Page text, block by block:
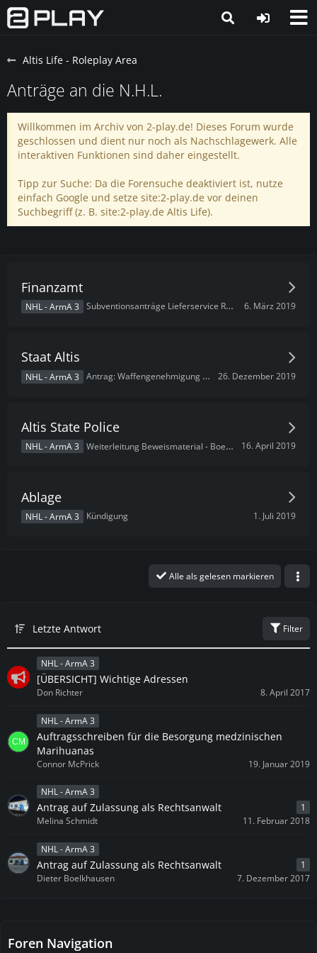
Altis Life - Roleplay Area
Anträge an die N.H.L.
Willkommen im Archiv von 2-play.de! Dieses Forum wurde
geschlossen und dient nur noch als Nachschlagewerk. Alle
interaktiven Funktionen sind daher eingestellt.
Tipp zur Suche: Da die Forensuche deaktiviert ist, nutze
einfach Google und setze site:2-play.de vor deinen
Suchbegriff (z. B. site:2-play.de Altis Life).
Finanzamt
NHL - ArmA 3 Subventionsanträge Lieferservice Redl 6. März 2019
Staat Altis
NHL - ArmA 3 Antrag: Waffengenehmigung zum Selbstschutz 26. Dezember 2019
Altis State Police
NHL - ArmA 3 Weiterleitung Beweismaterial - Boelkhausen 16. April 2019
Ablage
NHL - ArmA 3 Kündigung 1. Juli 2019
Alle als gelesen markieren
Letzte Antwort Filter
NHL - ArmA 3
[ÜBERSICHT] Wichtige Adressen
Don Richter 8. April 2017
NHL - ArmA 3
Auftragsschreiben für die Besorgung medzinischen
Marihuanas
Connor McPrick 19. Januar 2019
NHL - ArmA 3
Antrag auf Zulassung als Rechtsanwalt
1
Melina Schmidt
11. Februar 2018
NHL - ArmA 3
Antrag auf Zulassung als Rechtsanwalt
1
Dieter Boelkhausen
7. Dezember 2017
Foren Navigation